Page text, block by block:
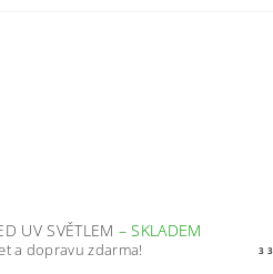
UV SVĚTLEM –SKLADEM
a dopravu zdarma! 3